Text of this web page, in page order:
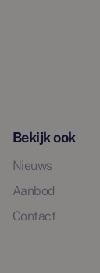
Bekijk ook
Nieuws
Aanbod
Contact